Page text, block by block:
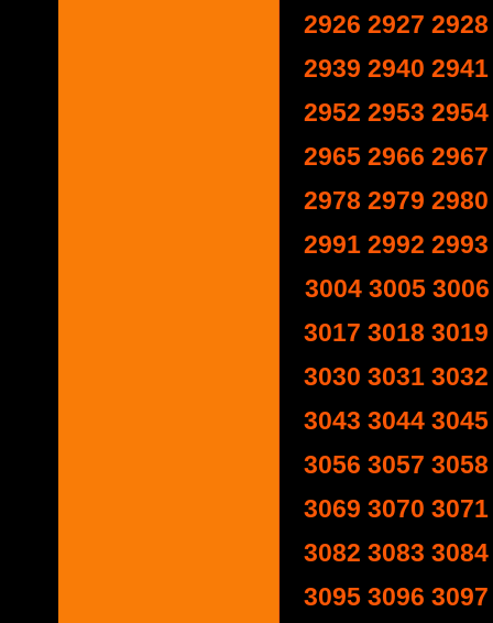
2926 2927 2928
2939 2940 2941
2952 2953 2954
2965 2966 2967
2978 2979 2980
2991 2992 2993
3004 3005 3006
3017 3018 3019
3030 3031 3032
3043 3044 3045
3056 3057 3058
3069 3070 3071
3082 3083 3084
3095 3096 3097